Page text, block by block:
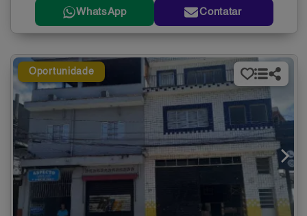
WhatsApp Contatar
Oportunidade